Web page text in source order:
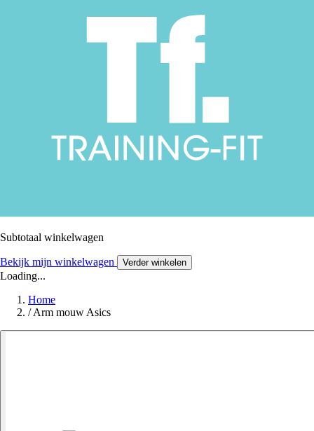
Subtotaal winkelwagen
Bekijk mijn winkelwagen Verder winkelen
Loading...
Home
/ Arm mouw Asics